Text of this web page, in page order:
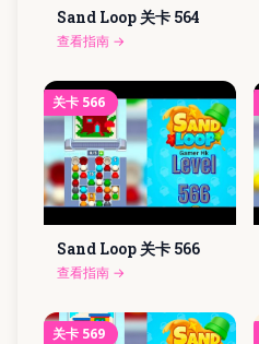
Sand Loop 关卡 564
查看指南 →
关卡 566
Sand Loop 关卡 566
查看指南 →
关卡 569